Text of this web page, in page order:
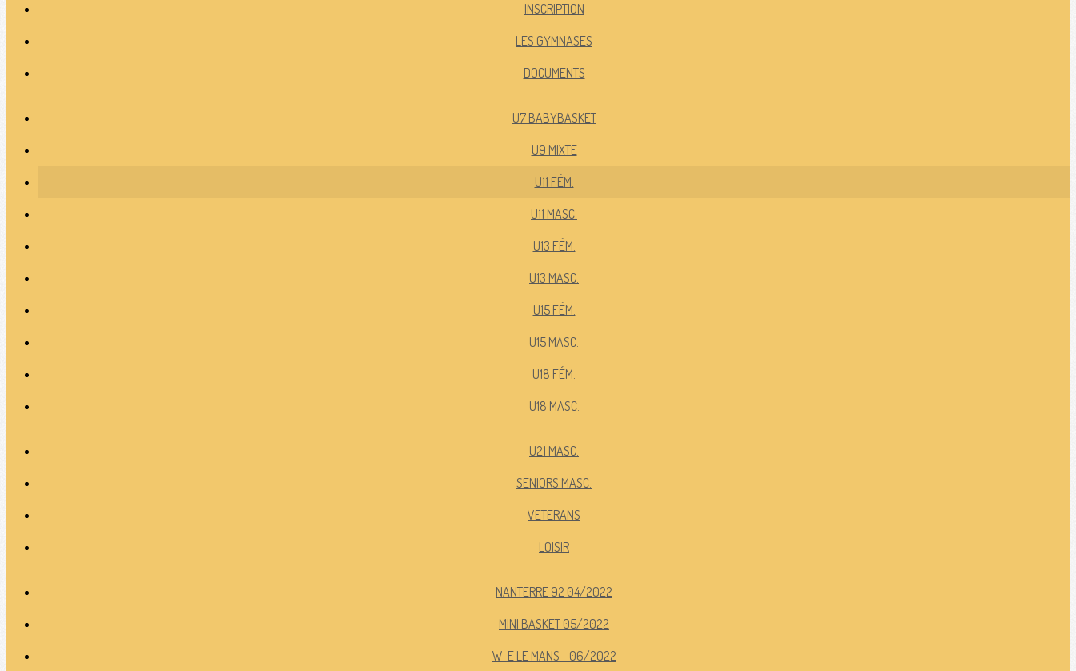
INSCRIPTION
LES GYMNASES
DOCUMENTS
U7 BABYBASKET
U9 MIXTE
U11 FÉM.
U11 MASC.
U13 FÉM.
U13 MASC.
U15 FÉM.
U15 MASC.
U18 FÉM.
U18 MASC.
U21 MASC.
SENIORS MASC.
VETERANS
LOISIR
NANTERRE 92 04/2022
MINI BASKET 05/2022
W-E LE MANS - 06/2022